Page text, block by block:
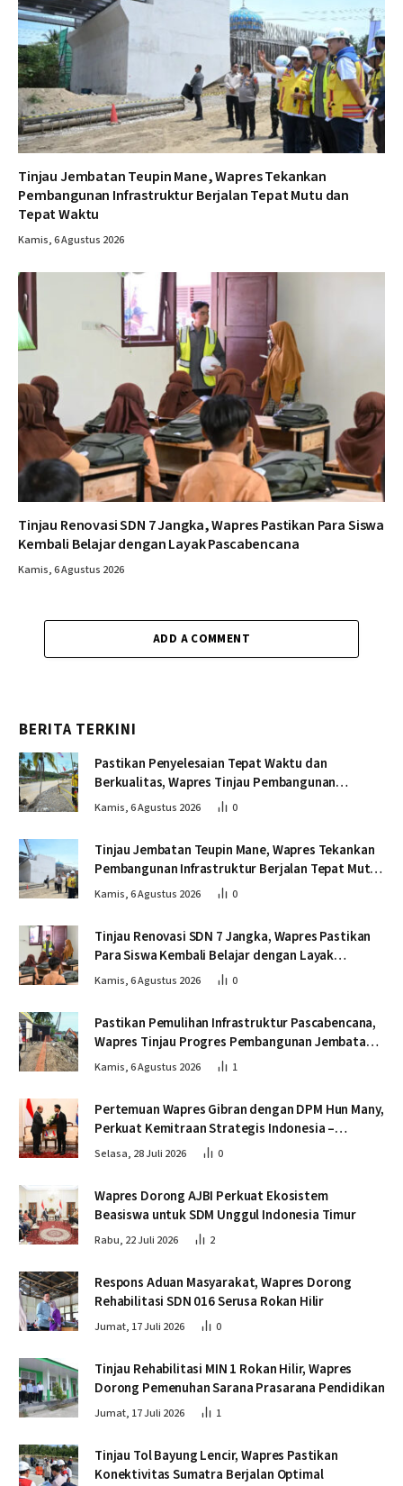
Tinjau Jembatan Teupin Mane, Wapres Tekankan
Pembangunan Infrastruktur Berjalan Tepat Mutu dan
Tepat Waktu
Kamis, 6 Agustus 2026
Tinjau Renovasi SDN 7 Jangka, Wapres Pastikan Para Siswa
Kembali Belajar dengan Layak Pascabencana
Kamis, 6 Agustus 2026
ADD A COMMENT
BERITA TERKINI
Pastikan Penyelesaian Tepat Waktu dan
Berkualitas, Wapres Tinjau Pembangunan
Jembatan Lumut
Kamis, 6 Agustus 2026 0
Tinjau Jembatan Teupin Mane, Wapres Tekankan
Pembangunan Infrastruktur Berjalan Tepat Mutu
dan Tepat Waktu
Kamis, 6 Agustus 2026 0
Tinjau Renovasi SDN 7 Jangka, Wapres Pastikan
Para Siswa Kembali Belajar dengan Layak
Pascabencana
Kamis, 6 Agustus 2026 0
Pastikan Pemulihan Infrastruktur Pascabencana,
Wapres Tinjau Progres Pembangunan Jembatan
Krueng Tingkeum Bireuen
Kamis, 6 Agustus 2026 1
Pertemuan Wapres Gibran dengan DPM Hun Many,
Perkuat Kemitraan Strategis Indonesia –
Kamboja
Selasa, 28 Juli 2026 0
Wapres Dorong AJBI Perkuat Ekosistem
Beasiswa untuk SDM Unggul Indonesia Timur
Rabu, 22 Juli 2026 2
Respons Aduan Masyarakat, Wapres Dorong
Rehabilitasi SDN 016 Serusa Rokan Hilir
Jumat, 17 Juli 2026 0
Tinjau Rehabilitasi MIN 1 Rokan Hilir, Wapres
Dorong Pemenuhan Sarana Prasarana Pendidikan
Jumat, 17 Juli 2026 1
Tinjau Tol Bayung Lencir, Wapres Pastikan
Konektivitas Sumatra Berjalan Optimal